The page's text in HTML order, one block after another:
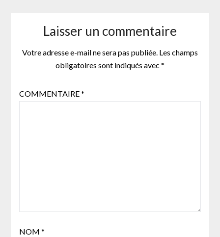
Laisser un commentaire
Votre adresse e-mail ne sera pas publiée. Les champs
obligatoires sont indiqués avec *
COMMENTAIRE*
NOM *